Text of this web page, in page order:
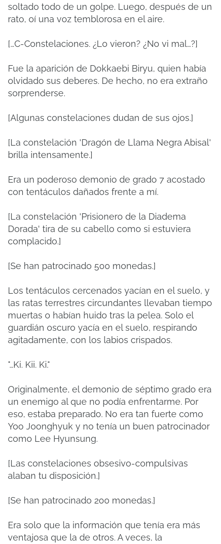
soltado todo de un golpe. Luego, después de un
rato, oí una voz temblorosa en el aire.
[…C-Constelaciones. ¿Lo vieron? ¿No vi mal…?]
Fue la aparición de Dokkaebi Biryu, quien había
olvidado sus deberes. De hecho, no era extraño
sorprenderse.
[Algunas constelaciones dudan de sus ojos.]
[La constelación 'Dragón de Llama Negra Abisal'
brilla intensamente.]
Era un poderoso demonio de grado 7 acostado
con tentáculos dañados frente a mí.
[La constelación 'Prisionero de la Diadema
Dorada' tira de su cabello como si estuviera
complacido.]
[Se han patrocinado 500 monedas.]
Los tentáculos cercenados yacían en el suelo, y
las ratas terrestres circundantes llevaban tiempo
muertas o habían huido tras la pelea. Solo el
guardián oscuro yacía en el suelo, respirando
agitadamente, con los labios crispados.
"…Ki. Kii. Ki."
Originalmente, el demonio de séptimo grado era
un enemigo al que no podía enfrentarme. Por
eso, estaba preparado. No era tan fuerte como
Yoo Joonghyuk y no tenía un buen patrocinador
como Lee Hyunsung.
[Las constelaciones obsesivo-compulsivas
alaban tu disposición.]
[Se han patrocinado 200 monedas.]
Era solo que la información que tenía era más
ventajosa que la de otros. A veces, la